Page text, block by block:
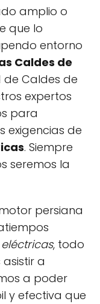
amplio o
que lo
entorno
Caldes de
de Caldes de
expertos
para
exigencias de
. Siempre
seremos la
persiana
, todo
a
a poder
y efectiva que